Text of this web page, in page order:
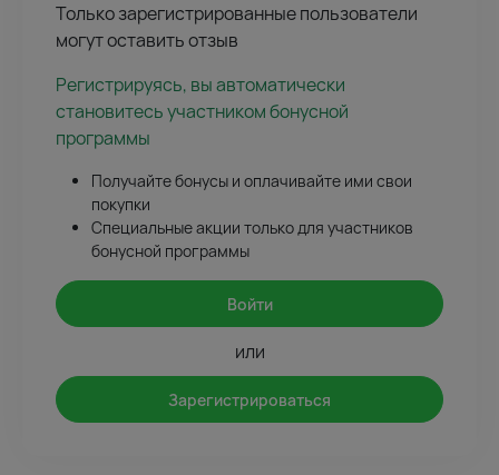
Только зарегистрированные пользователи
могут оставить отзыв
Регистрируясь, вы автоматически
становитесь участником бонусной
программы
Получайте бонусы и оплачивайте ими свои
покупки
Специальные акции только для участников
бонусной программы
Войти
или
Зарегистрироваться